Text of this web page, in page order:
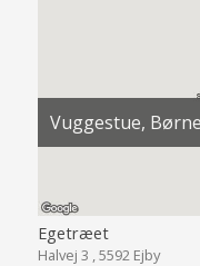
Vuggestue,
Egetræet
Halvej 3 , 5592 Ejby